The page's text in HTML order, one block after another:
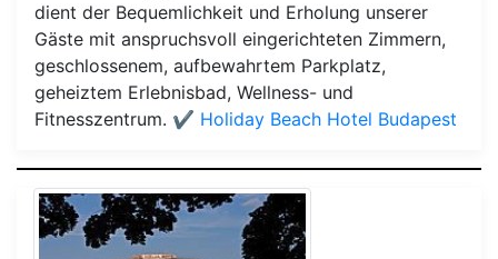
dient der Bequemlichkeit und Erholung unserer
Gäste mit anspruchsvoll eingerichteten Zimmern,
geschlossenem, aufbewahrtem Parkplatz,
geheiztem Erlebnisbad, Wellness- und
Fitnesszentrum. ✔️ Holiday Beach Hotel Budapest